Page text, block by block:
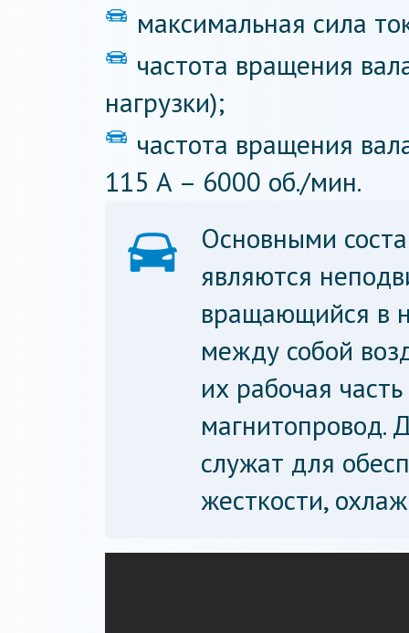
максимальная сила
частота вращения
нагрузки);
частота вращения
115 А – 6000 об./мин.
Основными
являются
вращающийся в
между собой
их рабочая
магнитопровод.
служат для
жесткости,